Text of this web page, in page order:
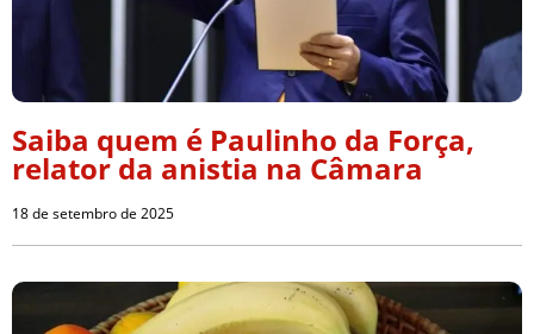
Saiba quem é Paulinho da Força,
relator da anistia na Câmara
18 de setembro de 2025